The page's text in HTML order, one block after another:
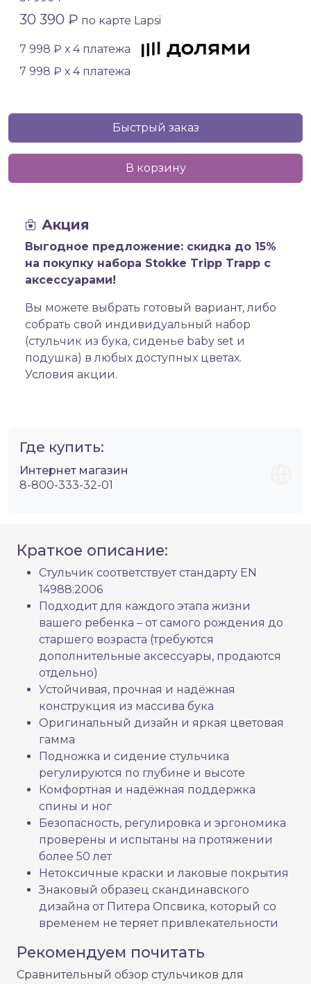
30 390 ₽ по карте Lapsi
7 998 ₽ х 4 платежа
7 998 ₽ х 4 платежа
Быстрый заказ
В корзину
Акция
Выгодное предложение: скидка до 15%
на покупку набора Stokke Tripp Trapp с
аксессуарами!
Вы можете выбрать готовый вариант, либо
собрать свой индивидуальный набор
(стульчик из бука, сиденье baby set и
подушка) в любых доступных цветах.
Условия акции.
Где купить:
Интернет магазин
8-800-333-32-01
Краткое описание:
Стульчик соответствует стандарту EN
14988:2006
Подходит для каждого этапа жизни
вашего ребенка – от самого рождения до
старшего возраста (требуются
дополнительные аксессуары, продаются
отдельно)
Устойчивая, прочная и надёжная
конструкция из массива бука
Оригинальный дизайн и яркая цветовая
гамма
Подножка и сидение стульчика
регулируются по глубине и высоте
Комфортная и надёжная поддержка
спины и ног
Безопасность, регулировка и эргономика
проверены и испытаны на протяжении
более 50 лет
Нетоксичные краски и лаковые покрытия
Знаковый образец скандинавского
дизайна от Питера Опсвика, который со
временем не теряет привлекательности
Рекомендуем почитать
Сравнительный обзор стульчиков для